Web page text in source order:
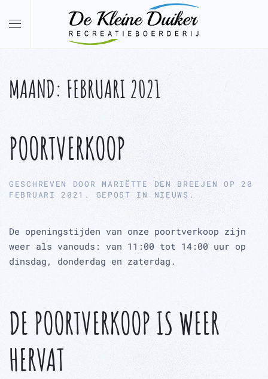
Overslaan en naar de inhoud gaan
MAAND: FEBRUARI 2021
POORTVERKOOP
GESCHREVEN DOOR MARIËTTE DEN BREEJEN OP20
FEBRUARI 2021 . GEPOST INNIEUWS .
De openingstijden van onze poortverkoop zijn
weer als vanouds: van 11:00 tot 14:00 uur op
dinsdag, donderdag en zaterdag.
DE POORTVERKOOP IS WEER
HERVAT